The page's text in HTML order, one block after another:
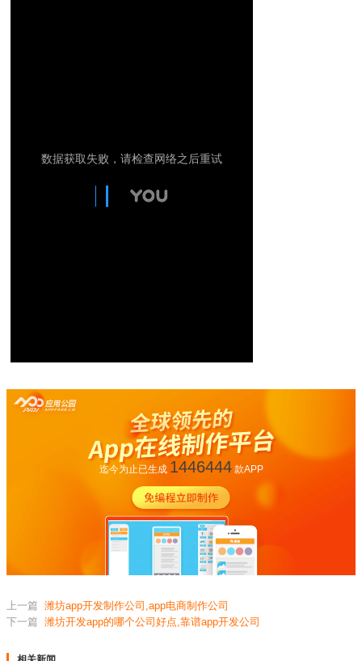
迄今为止已生成 1446444款APP
上一篇 潍坊app开发制作公司,app电商制作公司
下一篇 潍坊开发app的哪个公司好点,靠谱app开发公司